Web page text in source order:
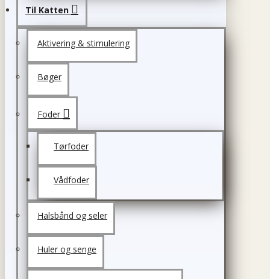
Til Katten
Aktivering & stimulering
Bøger
Foder
Tørfoder
Vådfoder
Halsbånd og seler
Huler og senge